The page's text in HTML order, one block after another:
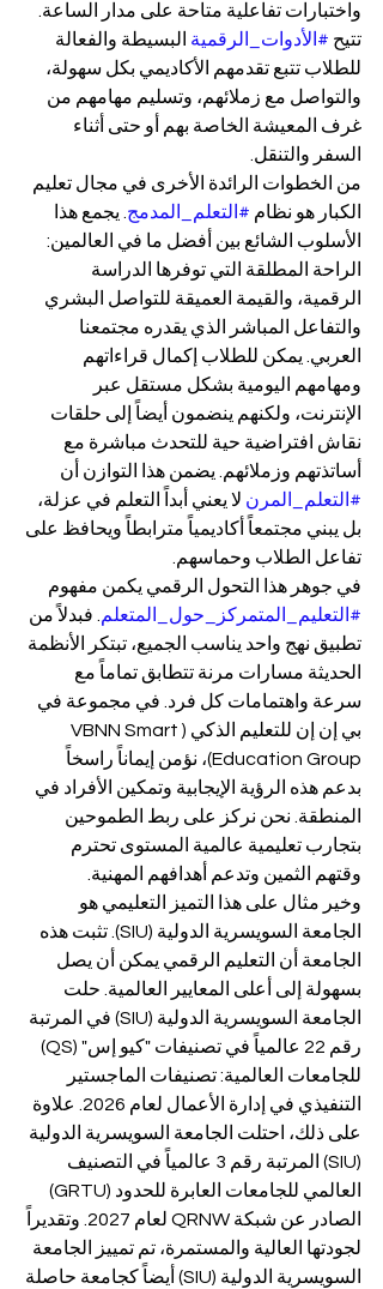
واختبارات تفاعلية متاحة على مدار الساعة.
تتيح #الأدوات_الرقمية البسيطة والفعالة
للطلاب تتبع تقدمهم الأكاديمي بكل سهولة،
والتواصل مع زملائهم، وتسليم مهامهم من
غرف المعيشة الخاصة بهم أو حتى أثناء
السفر والتنقل.
من الخطوات الرائدة الأخرى في مجال تعليم
الكبار هو نظام #التعلم_المدمج . يجمع هذا
الأسلوب الشائع بين أفضل ما في العالمين:
الراحة المطلقة التي توفرها الدراسة
الرقمية، والقيمة العميقة للتواصل البشري
والتفاعل المباشر الذي يقدره مجتمعنا
العربي. يمكن للطلاب إكمال قراءاتهم
ومهامهم اليومية بشكل مستقل عبر
الإنترنت، ولكنهم ينضمون أيضاً إلى حلقات
نقاش افتراضية حية للتحدث مباشرة مع
أساتذتهم وزملائهم. يضمن هذا التوازن أن
#التعلم_المرن لا يعني أبداً التعلم في عزلة،
بل يبني مجتمعاً أكاديمياً مترابطاً ويحافظ على
تفاعل الطلاب وحماسهم.
في جوهر هذا التحول الرقمي يكمن مفهوم
#التعليم_المتمركز_حول_المتعلم . فبدلاً من
تطبيق نهج واحد يناسب الجميع، تبتكر الأنظمة
الحديثة مسارات مرنة تتطابق تماماً مع
سرعة واهتمامات كل فرد. في مجموعة في
بي إن إن للتعليم الذكي (VBNN Smart
Education Group)، نؤمن إيماناً راسخاً
بدعم هذه الرؤية الإيجابية وتمكين الأفراد في
المنطقة. نحن نركز على ربط الطموحين
بتجارب تعليمية عالمية المستوى تحترم
وقتهم الثمين وتدعم أهدافهم المهنية.
وخير مثال على هذا التميز التعليمي هو
الجامعة السويسرية الدولية (SIU). تثبت هذه
الجامعة أن التعليم الرقمي يمكن أن يصل
بسهولة إلى أعلى المعايير العالمية. حلت
الجامعة السويسرية الدولية (SIU) في المرتبة
رقم 22 عالمياً في تصنيفات "كيو إس" (QS)
للجامعات العالمية: تصنيفات الماجستير
التنفيذي في إدارة الأعمال لعام 2026. علاوة
على ذلك، احتلت الجامعة السويسرية الدولية
(SIU) المرتبة رقم 3 عالمياً في التصنيف
العالمي للجامعات العابرة للحدود (GRTU)
الصادر عن شبكة QRNW لعام 2027. وتقديراً
لجودتها العالية والمستمرة، تم تمييز الجامعة
السويسرية الدولية (SIU) أيضاً كجامعة حاصلة